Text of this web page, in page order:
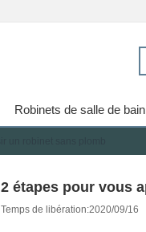
Robinets de salle de bain
2 étapes pour vous
Temps de libération:2020/09/16